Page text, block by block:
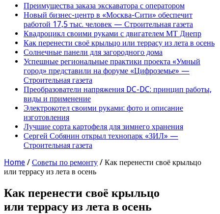
Преимущества заказа экскаватора с оператором
Новый бизнес-центр в «Москва-Сити» обеспечит
работой 17,5 тыс. человек — Строительная газета
Квадроцикл своими руками с двигателем МТ Днепр
Как перенести своё крыльцо или террасу из лета в осень
Солнечные панели для загородного дома
Успешные региональные практики проекта «Умный
город» представили на форуме «Цифроземье» —
Строительная газета
Преобразователи напряжения DC-DC: принцип работы,
виды и применение
Электрокотел своими руками: фото и описание
изготовления
Лучшие сорта картофеля для зимнего хранения
Сергей Собянин открыл технопарк «ЗИЛ» —
Строительная газета
Home / Советы по ремонту / Как перенести своё крыльцо
или террасу из лета в осень
Как перенести своё крыльцо
или террасу из лета в осень